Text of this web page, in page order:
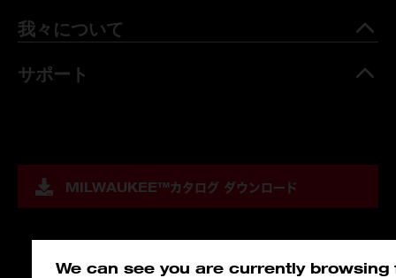
We can see you are currently
我々について
サポート
MILWAUKEE™カタログ ダウンロード